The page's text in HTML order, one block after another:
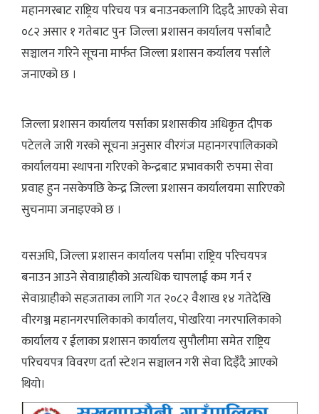
महानगरबाट राष्ट्रिय परिचय पत्र बनाउनकलागि दिइदै आएको सेवा
०८२ असार १ गतेबाट पुनः जिल्ला प्रशासन कार्यालय पर्साबाटै
सञ्चालन गरिने सूचना मार्फत जिल्ला प्रशासन कर्यालय पर्साले
जनाएको छ ।
जिल्ला प्रशासन कार्यालय पर्साका प्रशासकीय अधिकृत दीपक
पटेलले जारी गरको सूचना अनुसार वीरगंज महानगरपालिकाको
कार्यालयमा स्थापना गरिएको केन्द्रबाट प्रभावकारी रुपमा सेवा
प्रवाह हुन नसकेपछि केन्द्र जिल्ला प्रशासन कार्यालयमा सारिएको
सुचनामा जनाइएको छ ।
यसअघि, जिल्ला प्रशासन कार्यालय पर्सामा राष्ट्रिय परिचयपत्र
बनाउन आउने सेवाग्राहीको अत्यधिक चापलाई कम गर्न र
सेवाग्राहीको सहजताका लागि गत २०८२ वैशाख १४ गतेदेखि
वीरगञ्ज महानगरपालिकाको कार्यालय, पोखरिया नगरपालिकाको
कार्यालय र ईलाका प्रशासन कार्यालय सुपौलीमा समेत राष्ट्रिय
परिचयपत्र विवरण दर्ता स्टेशन सञ्चालन गरी सेवा दिइँदै आएको
थियो।